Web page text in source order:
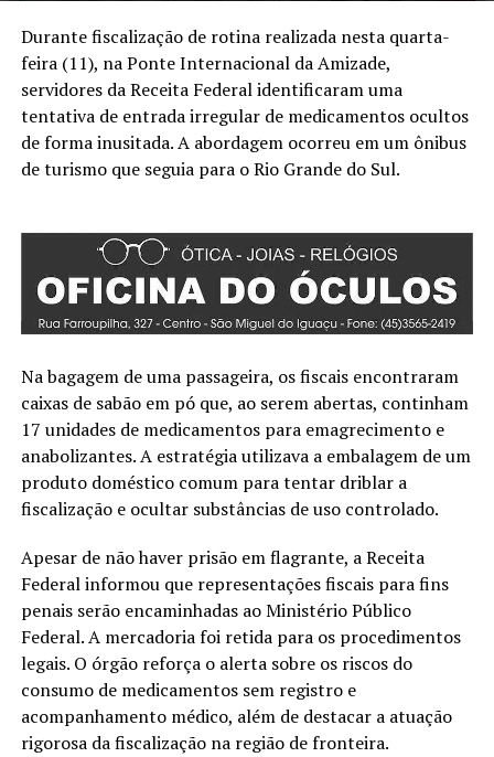
Durante fiscalização de rotina realizada nesta quarta-
feira (11), na Ponte Internacional da Amizade,
servidores da Receita Federal identificaram uma
tentativa de entrada irregular de medicamentos ocultos
de forma inusitada. A abordagem ocorreu em um ônibus
de turismo que seguia para o Rio Grande do Sul.
Na bagagem de uma passageira, os fiscais encontraram
caixas de sabão em pó que, ao serem abertas, continham
17 unidades de medicamentos para emagrecimento e
anabolizantes. A estratégia utilizava a embalagem de um
produto doméstico comum para tentar driblar a
fiscalização e ocultar substâncias de uso controlado.
Apesar de não haver prisão em flagrante, a Receita
Federal informou que representações fiscais para fins
penais serão encaminhadas ao Ministério Público
Federal. A mercadoria foi retida para os procedimentos
legais. O órgão reforça o alerta sobre os riscos do
consumo de medicamentos sem registro e
acompanhamento médico, além de destacar a atuação
rigorosa da fiscalização na região de fronteira.